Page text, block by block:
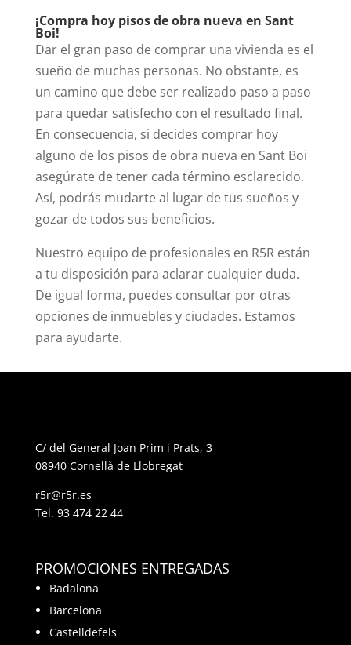
¡Compra hoy pisos de obra nueva en Sant
Boi!
Dar el gran paso de comprar una vivienda es el
sueño de muchas personas. No obstante, es
un camino que debe ser realizado paso a paso
para quedar satisfecho con el resultado final.
En consecuencia, si decides comprar hoy
alguno de los pisos de obra nueva en Sant Boi
asegúrate de tener cada término esclarecido.
Así, podrás mudarte al lugar de tus sueños y
gozar de todos sus beneficios.
Nuestro equipo de profesionales en R5R están
a tu disposición para aclarar cualquier duda.
De igual forma, puedes consultar por otras
opciones de inmuebles y ciudades. Estamos
para ayudarte.
C/ del General Joan Prim i Prats, 3
08940 Cornellà de Llobregat
r5r@r5r.es
Tel. 93 474 22 44
PROMOCIONES ENTREGADAS
Badalona
Barcelona
Castelldefels